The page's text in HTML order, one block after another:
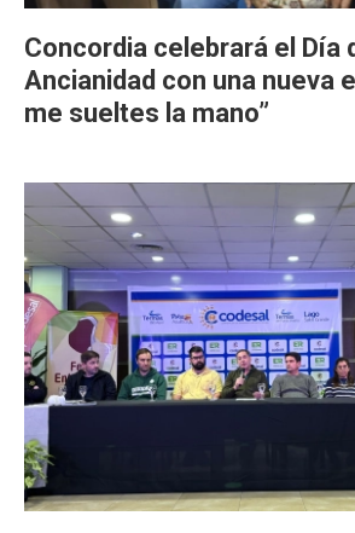
Concordia celebrará el Día
Ancianidad con una nueva
me sueltes la mano”